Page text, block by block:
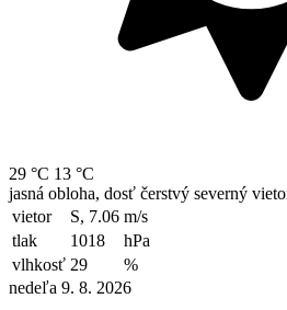
29 °C 13 °C
jasná obloha, dosť čerstvý severný
vietor
S, 7.06 m/s
tlak
1018
hPa
vlhkosť 29
%
nedeľa 9. 8. 2026